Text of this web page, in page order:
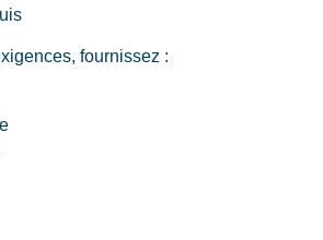
fournissez :